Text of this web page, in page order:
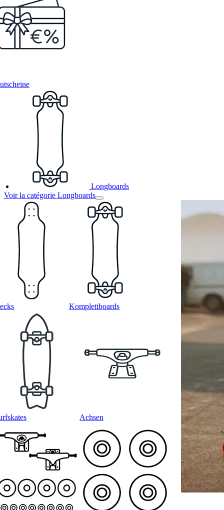
Longboards
Voir la catégorie Longboards
Komplettboards
Achsen